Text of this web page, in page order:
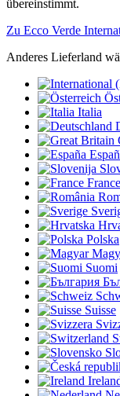
übereinstimmt.
Zu Ecco Verde
Anderes Lieferland
Italia
France
Polska
Suomi
Suisse